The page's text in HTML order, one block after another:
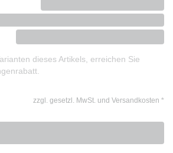
dieses Artikels, erreichen Sie
zzgl. gesetzl. MwSt. und Versandkosten *